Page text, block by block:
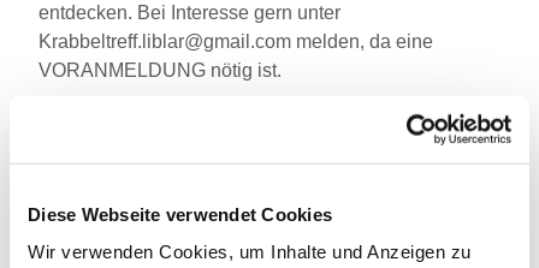
Diese Webseite verwendet Cookies
Wir verwenden Cookies, um Inhalte und Anzeigen zu
entdecken. Bei Interesse gern unter
Krabbeltreff.liblar@gmail.com melden, da eine
VORANMELDUNG nötig ist.